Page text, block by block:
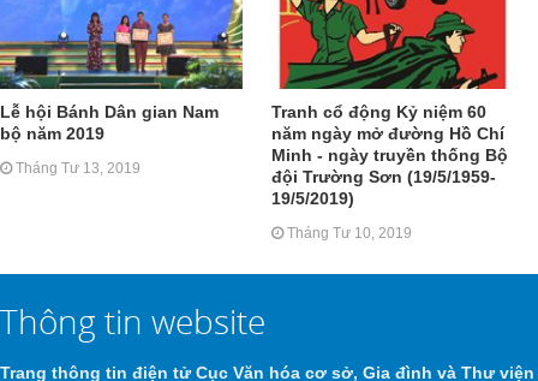
Lễ hội Bánh Dân gian Nam
bộ năm 2019
Tháng Tư 13, 2019
Tranh cổ động Kỷ niệm 60
năm ngày mở đường Hồ Chí
Minh - ngày truyền thống Bộ
đội Trường Sơn (19/5/1959-
19/5/2019)
Tháng Tư 10, 2019
Thông tin website
Trang thông tin điện tử Cục Văn hóa cơ sở, Gia đình và Thư viện